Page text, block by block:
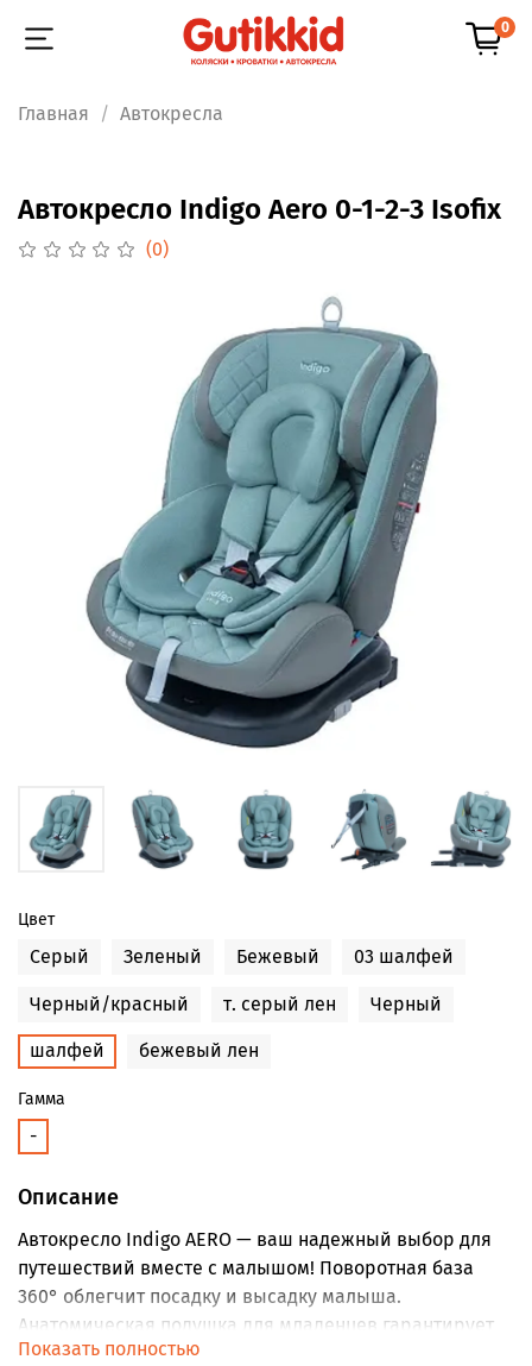
0
Главная Автокресла
Автокресло Indigo Aero 0-1-2-3 Isofix
(0)
Цвет
Серый Зеленый Бежевый 03 шалфей
Черный/красный т. серый лен Черный
шалфей бежевый лен
Гамма
-
Описание
Автокресло Indigo AERO — ваш надежный выбор для
путешествий вместе с малышом! Поворотная база
360° облегчит посадку и высадку малыша.
Анaтoмическая подушка для младенцев гарантирует
удобство долгих поездок. Регулируемые
Показать полностью